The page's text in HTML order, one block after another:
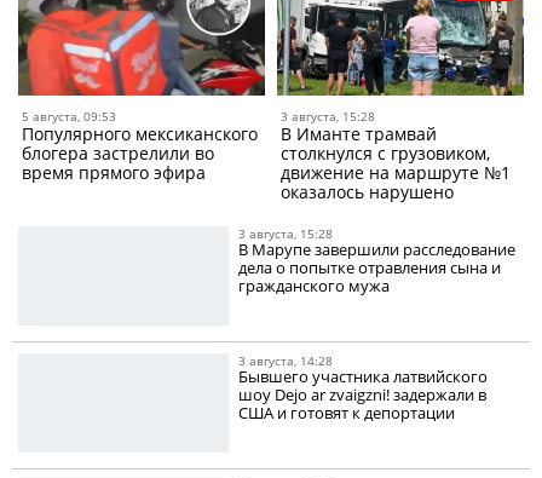
5 августа, 09:53
Популярного мексиканского
блогера застрелили во
время прямого эфира
3 августа, 15:28
В Иманте трамвай
столкнулся с грузовиком,
движение на маршруте №1
оказалось нарушено
3 августа, 15:28
В Марупе завершили расследование
дела о попытке отравления сына и
гражданского мужа
3 августа, 14:28
Бывшего участника латвийского
шоу Dejo ar zvaigzni! задержали в
США и готовят к депортации